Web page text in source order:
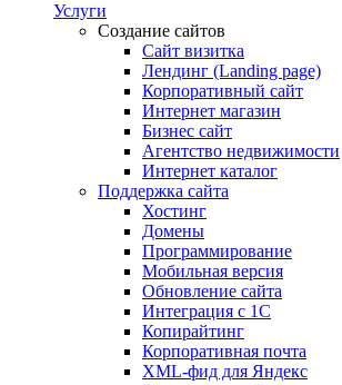
Услуги
Создание сайтов
Сайт визитка
Лендинг (Landing page)
Корпоративный сайт
Интернет магазин
Бизнес сайт
Агентство недвижимости
Интернет каталог
Поддержка сайта
Хостинг
Домены
Программирование
Мобильная версия
Обновление сайта
Интеграция с 1С
Копирайтинг
Корпоративная почта
XML-фид для Яндекс